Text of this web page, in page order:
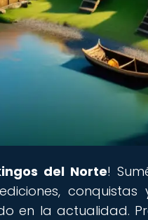
del Norte!
en la actualidad.